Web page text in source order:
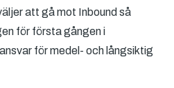
att gå mot Inbound så
för första gången i
för medel- och långsiktig